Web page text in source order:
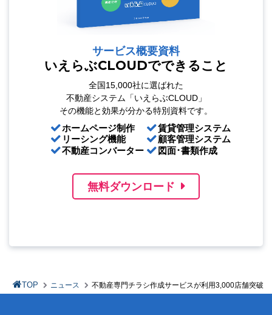
サービス概要資料
いえらぶCLOUDでできること
全国15,000社に選ばれた
不動産システム「いえらぶCLOUD」
その機能と効果が分かる特別資料です。
ホームページ制作
リーシング機能
不動産コンバーター
賃貸管理システム
顧客管理システム
図面･書類作成
無料ダウンロード
TOP ニュース 不動産専門チラシ作成サービスが利用3,000店舗突破